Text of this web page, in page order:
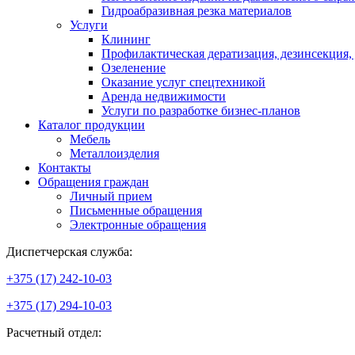
Гидроабразивная резка материалов
Услуги
Клининг
Профилактическая дератизация,
Озеленение
Оказание услуг спецтехникой
Аренда недвижимости
Услуги по разработке бизнес-планов
Каталог продукции
Мебель
Металлоизделия
Контакты
Обращения граждан
Личный прием
Письменные обращения
Электронные обращения
Диспетчерская служба:
+375 (17) 242-10-03
+375 (17) 294-10-03
Расчетный отдел: